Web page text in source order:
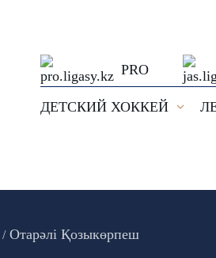
PRO
ДЕТСКИЙ ХОККЕЙ
Отарәлі Қозыкөрпеш